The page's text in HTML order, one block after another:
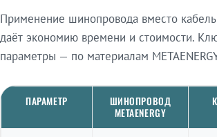
Применение шинопровода вместо
даёт экономию времени и стоимости.
параметры — по материалам
ПАРАМЕТР
ШИНОПРОВОД
METAENERGY